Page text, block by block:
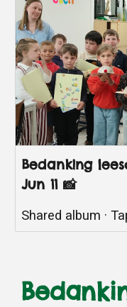
Bedanking
Jun 11 📸
Shared album ·